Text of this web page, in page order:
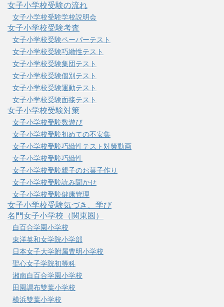
女子小学校受験の流れ
女子小学校受験学校説明会
女子小学校受験考査
女子小学校受験ペーパーテスト
女子小学校受験巧緻性テスト
女子小学校受験集団テスト
女子小学校受験個別テスト
女子小学校受験運動テスト
女子小学校受験面接テスト
女子小学校受験対策
女子小学校受験数遊び
女子小学校受験初めての不安集
女子小学校受験巧緻性テスト対策動画
女子小学校受験巧緻性
女子小学校受験親子のお菓子作り
女子小学校受験読み聞かせ
女子小学校受験健康管理
女子小学校受験気づき、学び
名門女子小学校（関東圏）
白百合学園小学校
東洋英和女学院小学部
日本女子大学附属豊明小学校
聖心女子学院初等科
湘南白百合学園小学校
田園調布雙葉小学校
横浜雙葉小学校